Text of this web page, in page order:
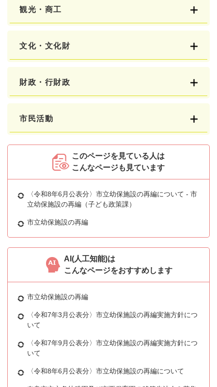
観光・商工
文化・文化財
財政・行財政
市民活動
このページを見ている人は
こんなページも見ています
〈令和8年6月公表分〉市立幼保施設の再編について - 市
立幼保施設の再編（子ども政策課）
市立幼保施設の再編
AI(人工知能)は
こんなページをおすすめします
市立幼保施設の再編
〈令和7年3月公表分〉市立幼保施設の再編実施方針につ
いて
〈令和7年9月公表分〉市立幼保施設の再編実施方針につ
いて
〈令和8年6月公表分〉市立幼保施設の再編について